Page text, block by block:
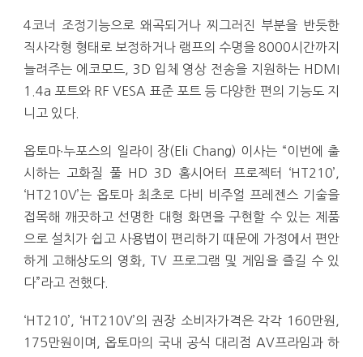
4코너 조정기능으로 왜곡되거나 찌그러진 부분을 반듯한
직사각형 형태로 보정하거나 램프의 수명을 8000시간까지
늘려주는 에코모드, 3D 입체 영상 전송을 지원하는 HDMI
1.4a 포트와 RF VESA 표준 포트 등 다양한 편의 기능도 지
니고 있다.
옵토마∙누포스의 일라이 장(Eli Chang) 이사는 “이번에 출
시하는 고화질 풀 HD 3D 홈시어터 프로젝터 ‘HT210’,
‘HT210V’는 옵토마 최초로 다비 비주얼 프레젠스 기술을
접목해 깨끗하고 선명한 대형 화면을 구현할 수 있는 제품
으로 설치가 쉽고 사용법이 편리하기 때문에 가정에서 편안
하게 고해상도의 영화, TV 프로그램 및 게임을 즐길 수 있
다”라고 전했다.
‘HT210’, ‘HT210V’의 권장 소비자가격은 각각 160만원,
175만원이며, 옵토마의 국내 공식 대리점 AV프라임과 하